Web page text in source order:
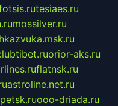
tesiaes.ru
mossilver.ru
orior-aks.ru
flatnsk.ru
astroline.net.ru
ooo-driada.ru